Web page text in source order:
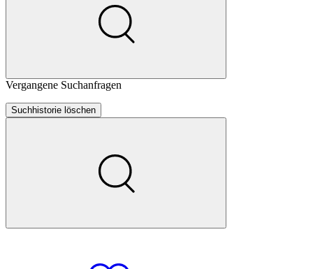
Vergangene Suchanfragen
Suchhistorie löschen